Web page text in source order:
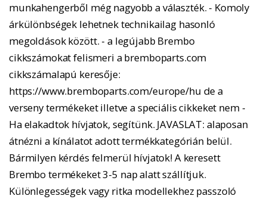
munkahengerből még nagyobb a választék. - Komoly
árkülönbségek lehetnek technikailag hasonló
megoldások között. - a legújabb Brembo
cikkszámokat felismeri a bremboparts.com
cikkszámalapú keresője:
https://www.bremboparts.com/europe/hu de a
verseny termékeket illetve a speciális cikkeket nem -
Ha elakadtok hívjatok, segítünk. JAVASLAT: alaposan
átnézni a kínálatot adott termékkategórián belül.
Bármilyen kérdés felmerül hívjatok! A keresett
Brembo termékeket 3-5 nap alatt szállítjuk.
Különlegességek vagy ritka modellekhez passzoló